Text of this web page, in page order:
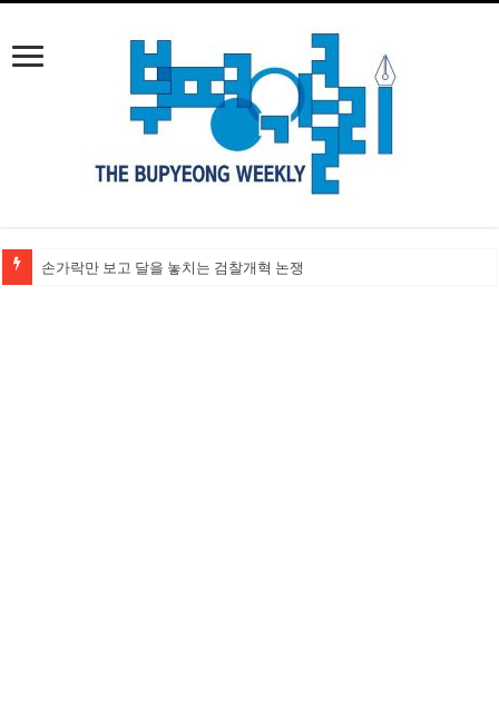
손가락만 보고 달을 놓치는 검찰개혁 논쟁